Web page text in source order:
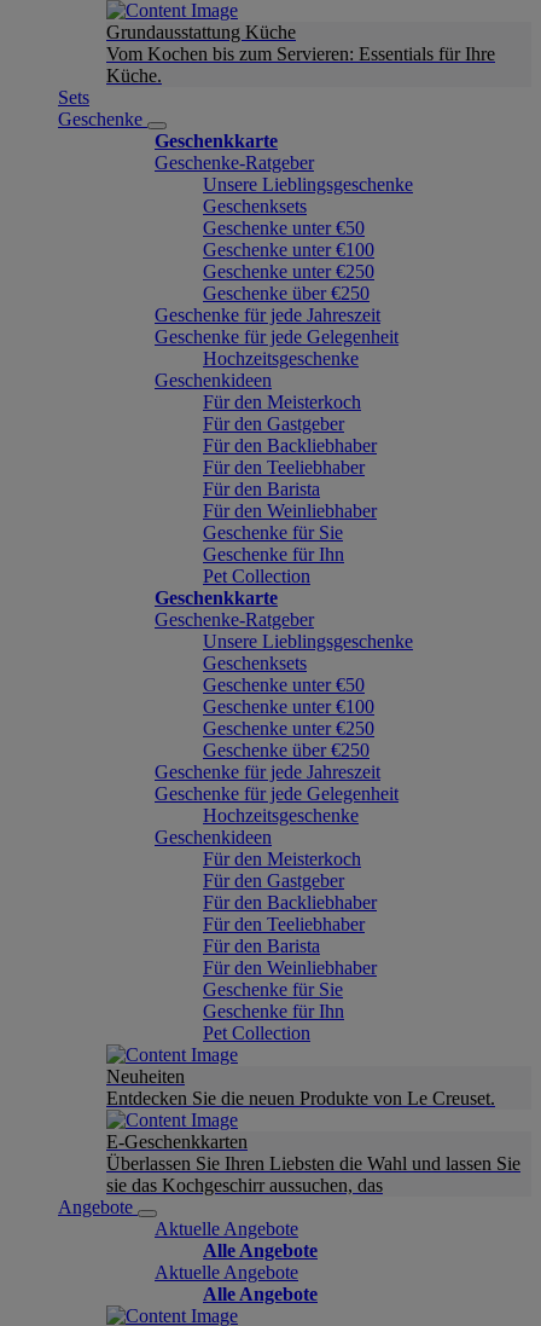
Grundausstattung Küche
Vom Kochen bis zum Servieren: Essentials für Ihre
Küche.
Sets
Geschenke
Geschenkkarte
Geschenke-Ratgeber
Unsere Lieblingsgeschenke
Geschenksets
Geschenke unter €50
Geschenke unter €100
Geschenke unter €250
Geschenke über €250
Geschenke für jede Jahreszeit
Geschenke für jede Gelegenheit
Hochzeitsgeschenke
Geschenkideen
Für den Meisterkoch
Für den Gastgeber
Für den Backliebhaber
Für den Teeliebhaber
Für den Barista
Für den Weinliebhaber
Geschenke für Sie
Geschenke für Ihn
Pet Collection
Geschenkkarte
Geschenke-Ratgeber
Unsere Lieblingsgeschenke
Geschenksets
Geschenke unter €50
Geschenke unter €100
Geschenke unter €250
Geschenke über €250
Geschenke für jede Jahreszeit
Geschenke für jede Gelegenheit
Hochzeitsgeschenke
Geschenkideen
Für den Meisterkoch
Für den Gastgeber
Für den Backliebhaber
Für den Teeliebhaber
Für den Barista
Für den Weinliebhaber
Geschenke für Sie
Geschenke für Ihn
Pet Collection
Neuheiten
Entdecken Sie die neuen Produkte von Le Creuset.
E-Geschenkkarten
Überlassen Sie Ihren Liebsten die Wahl und lassen Sie
sie das Kochgeschirr aussuchen, das
Angebote
Aktuelle Angebote
Alle Angebote
Aktuelle Angebote
Alle Angebote